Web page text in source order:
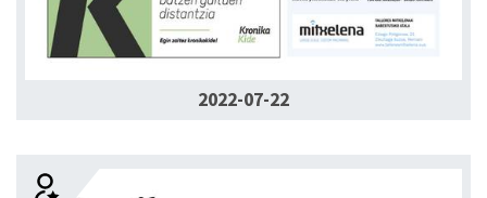
2022-07-22